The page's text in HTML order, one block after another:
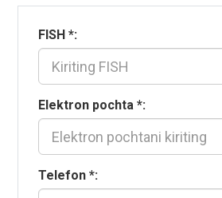
FISH *:
Elektron pochta *:
Telefon *: